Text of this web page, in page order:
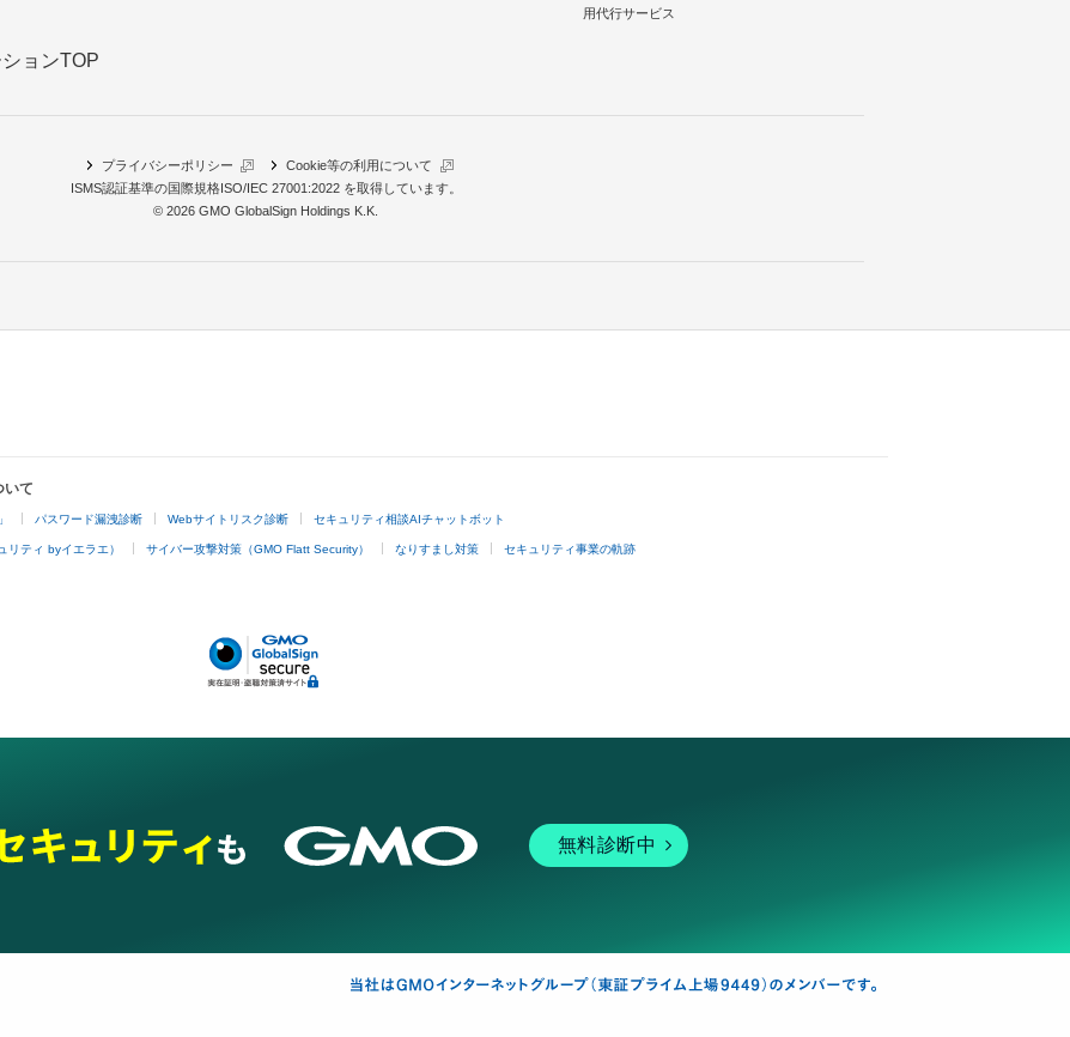
用代行サービス
ョンTOP
プライバシーポリシー
Cookie等の利用について
ISMS認証基準の国際規格ISO/IEC 27001:2022 を取得しています。
© 2026 GMO GlobalSign Holdings K.K.
いて
パスワード漏洩診断 Webサイトリスク診断 セキュリティ相談AIチャットボット
リティ byイエラエ） サイバー攻撃対策（GMO Flatt Security） なりすまし対策 セキュリティ事業の軌跡
無料診断中